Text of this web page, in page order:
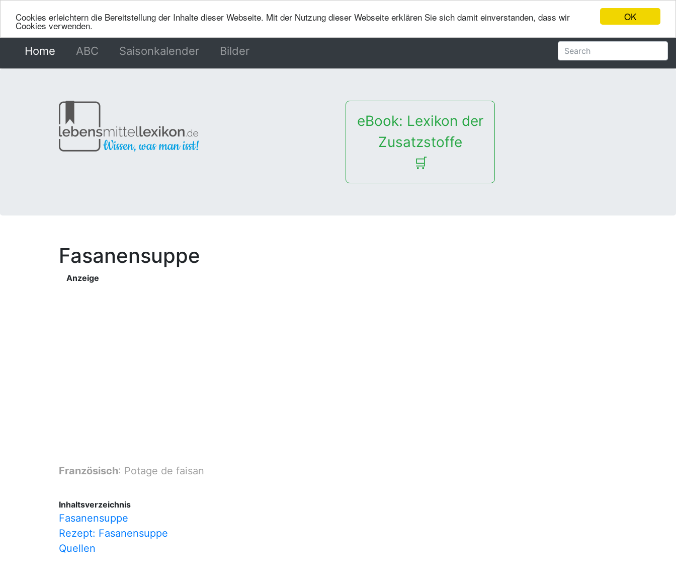
OK
Cookies erleichtern die Bereitstellung der Inhalte dieser Webseite. Mit der Nutzung dieser Webseite erklären Sie sich damit einverstanden, dass wir
Cookies verwenden.
Home (current)
ABC Saisonkalender Bilder
eBook: Lexikon der
Zusatzstoffe
🛒
Fasanensuppe
Anzeige
Französisch: Potage de faisan
Inhaltsverzeichnis
Fasanensuppe
Rezept: Fasanensuppe
Quellen